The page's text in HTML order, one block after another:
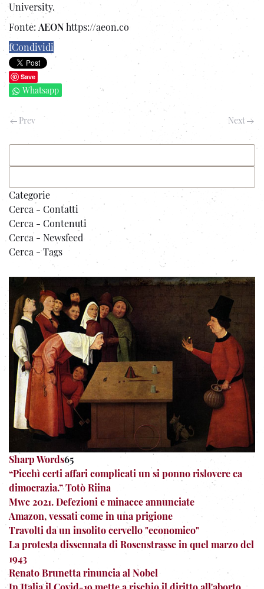
University.
Fonte: AEONhttps://aeon.co
fCondividi
Save
Whatsapp
Prev Next
Categorie
Cerca - Contatti
Cerca - Contenuti
Cerca - Newsfeed
Cerca - Tags
Sharp Words65
“Picchì certi affari complicati un si ponno rislovere ca
dimocrazia.” Totò Riina
Mwc 2021. Defezioni e minacce annunciate
Amazon, vessati come in una prigione
Travolti da un insolito cervello "economico"
La protesta dissennata di Rosenstrasse in quel marzo del
1943
Renato Brunetta rinuncia al Nobel